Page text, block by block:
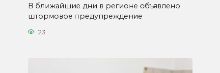
В ближайшие дни в регионе объявлено
штормовое предупреждение
23